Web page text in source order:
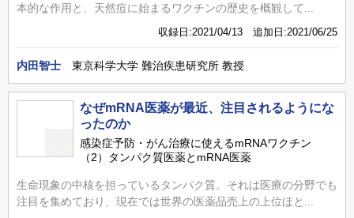
本的な作用と、天然痘に始まるワクチンの歴史を概観して...
収録日:2021/04/13 追加日:2021/06/25
内田智士 東京科学大学 難治疾患研究所 教授
なぜmRNA医薬が最近、注目されるようにな
ったのか
感染症予防・がん治療に使えるmRNAワクチン
（2）タンパク質医薬とmRNA医薬
生命現象の中核を担っているタンパク質。それは医療の分野でも
注目を集めており、現在では世界の医薬品売上の上位ほと...